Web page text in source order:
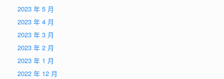
2023 年 5 月
2023 年 4 月
2023 年 3 月
2023 年 2 月
2023 年 1 月
2022 年 12 月